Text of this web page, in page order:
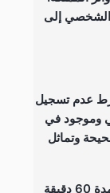
القطعة
الشخصي إلى
عدم تسجيل
وموجود في
وتماثل
حيث أن وزارة العدل داخل المملكة العربية السعودية أطلقت تحديث الصك الكتروني بفترة زمنية ولا تتخطى مدة 60 دقيقة